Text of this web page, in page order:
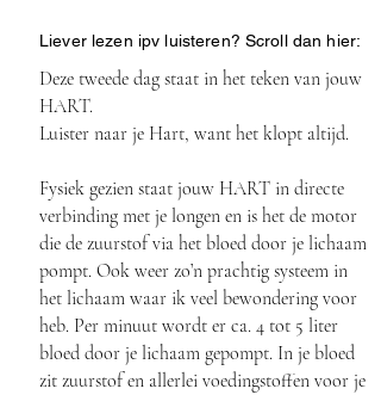
Deze tweede dag staat in het teken van jouw
HART.
Luister naar je Hart, want het klopt altijd.
Fysiek gezien staat jouw HART in directe
verbinding met je longen en is het de motor
die de zuurstof via het bloed door je lichaam
pompt. Ook weer zo’n prachtig systeem in
het lichaam waar ik veel bewondering voor
heb. Per minuut wordt er ca. 4 tot 5 liter
bloed door je lichaam gepompt. In je bloed
zit zuurstof en allerlei voedingstoffen voor je
Liever lezen ipv luisteren? Scroll dan hier: